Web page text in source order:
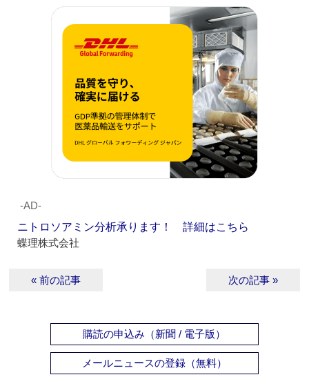
‐AD‐
ニトロソアミン分析承ります！ 詳細はこちら
蝶理株式会社
« 前の記事 次の記事 »
購読の申込み（新聞 / 電子版）
メールニュースの登録（無料）